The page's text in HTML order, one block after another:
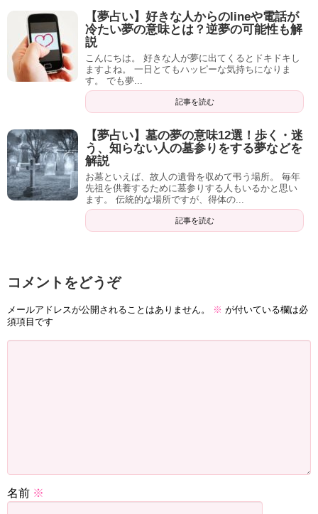
【夢占い】好きな人からのlineや電話が
冷たい夢の意味とは？逆夢の可能性も解
説
こんにちは。 好きな人が夢に出てくるとドキドキし
ますよね。 一日とてもハッピーな気持ちになりま
す。 でも夢...
記事を読む
【夢占い】墓の夢の意味12選！歩く・迷
う、知らない人の墓参りをする夢などを
解説
お墓といえば、故人の遺骨を収めて弔う場所。 毎年
先祖を供養するために墓参りする人もいるかと思い
ます。 伝統的な場所ですが、得体の...
記事を読む
コメントをどうぞ
メールアドレスが公開されることはありません。 ※ が付いている欄は必
須項目です
名前 ※